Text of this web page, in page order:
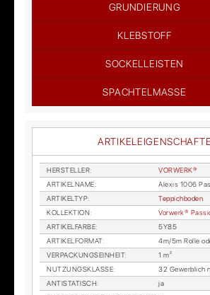
GRUNDIERUNG
KLEBSTOFF
SOCKELLEISTEN
SPACHTELMASSE
HER­STEL­LER:
VOR­WER­K®
AR­TI­KEL­NA­ME:
Alexis 1006
AR­TI­KEL­TYP:
Tep­pich­bo­den
KOL­LEK­TI­ON:
Vor­wer­k®
AR­TI­KEL­FAR­BE:
5Y85
AR­TI­KEL­FOR­MAT:
4m/5m Rol­le
VER­PA­CKUNGS­EIN­HEIT:
1 m²
NUT­ZUNGS­KLAS­SE:
32 Ge­werb­lich
AN­TI­STA­TISCH:
ja